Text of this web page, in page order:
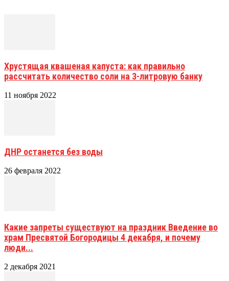
Хрустящая квашеная капуста: как правильно
рассчитать количество соли на 3-литровую банку
11 ноября 2022
ДНР останется без воды
26 февраля 2022
Какие запреты существуют на праздник Введение во
храм Пресвятой Богородицы 4 декабря, и почему
люди...
2 декабря 2021